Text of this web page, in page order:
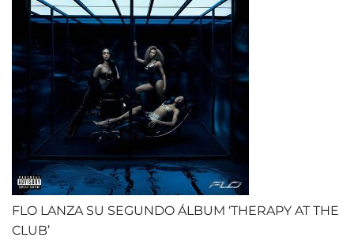
FLO LANZA SU SEGUNDO ÁLBUM ‘THERAPY AT THE
CLUB’